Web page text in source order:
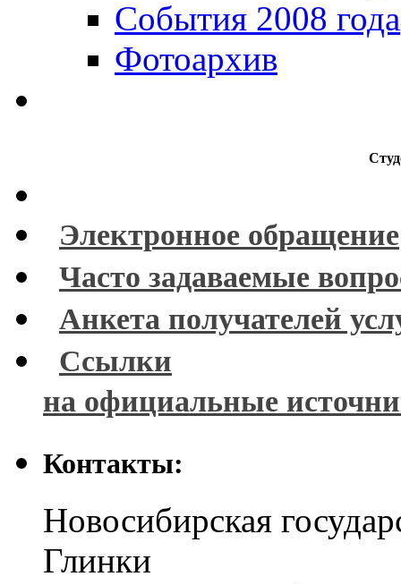
События 2008 года
Фотоархив
Электронное обращение
Часто задаваемые
Анкета получателей
Ссылки
на официальные
Контакты:
Новосибирская
Глинки